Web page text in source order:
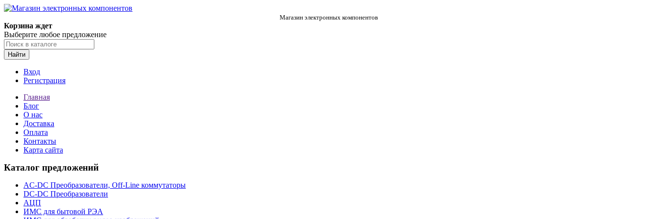
Магазин электронных компонентов
Корзина ждет
Выберите любое предложение
Найти
Вход
Регистрация
Главная
Блог
О нас
Доставка
Оплата
Контакты
Карта сайта
Каталог предложений
AC-DC Преобразователи, Off-Line коммутаторы
DC-DC Преобразователи
АЦП
ИМС для бытовой РЭА